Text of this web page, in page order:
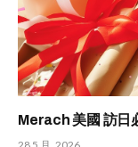
Merach 美國 訪日